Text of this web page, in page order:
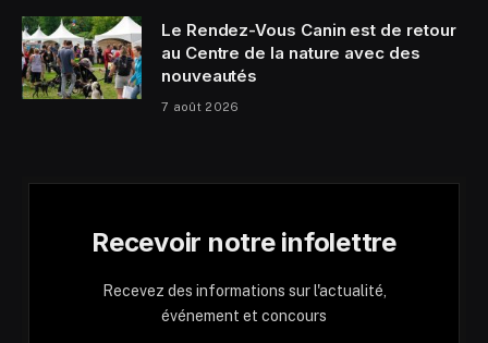
Le Rendez-Vous Canin est de retour
au Centre de la nature avec des
nouveautés
7 août 2026
Recevoir notre infolettre
Recevez des informations sur l'actualité,
événement et concours